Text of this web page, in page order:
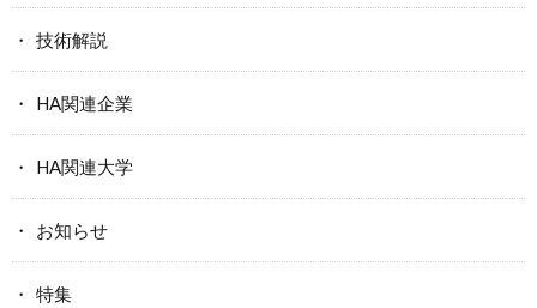
技術解説
HA関連企業
HA関連大学
お知らせ
特集